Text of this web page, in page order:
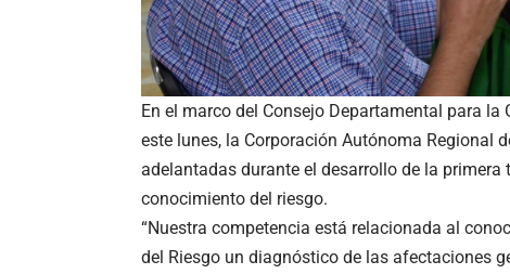
En el marco del Consejo Departamental para
este lunes, la Corporación Autónoma Regional
adelantadas durante el desarrollo de la
conocimiento del riesgo.
“Nuestra competencia está relacionada al
del Riesgo un diagnóstico de las afectaciones